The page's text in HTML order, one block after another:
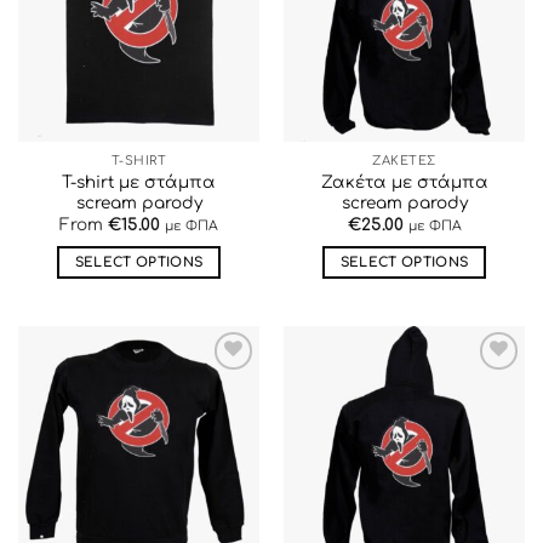
ΕΠΙΘΥΜΙΏΝ
T-SHIRT
T-shirt με στάμπα
scream parody
From €15.00 με ΦΠΑ
SELECT OPTIONS
προϊόν
πολλαπλές
παραλλαγές.
Οι
επιλογές
μπορούν
ΕΠΙΘΥΜΙΏΝ
ΖΑΚΕΤΕΣ
Ζακέτα με στάμπα
scream parody
€25.00 με ΦΠΑ
SELECT OPTIONS
προϊόν
έχει
πολλαπλές
παραλλαγές.
Οι
επιλογές
μπορούν
ΠΡΟΣΘΉΚΗ
ΣΤΗΝ ΛΊΣΤΑ
ΕΠΙΘΥΜΙΏΝ
ΠΡΟΣΘΉΚΗ
ΣΤΗΝ ΛΊΣΤΑ
ΕΠΙΘΥΜΙΏΝ